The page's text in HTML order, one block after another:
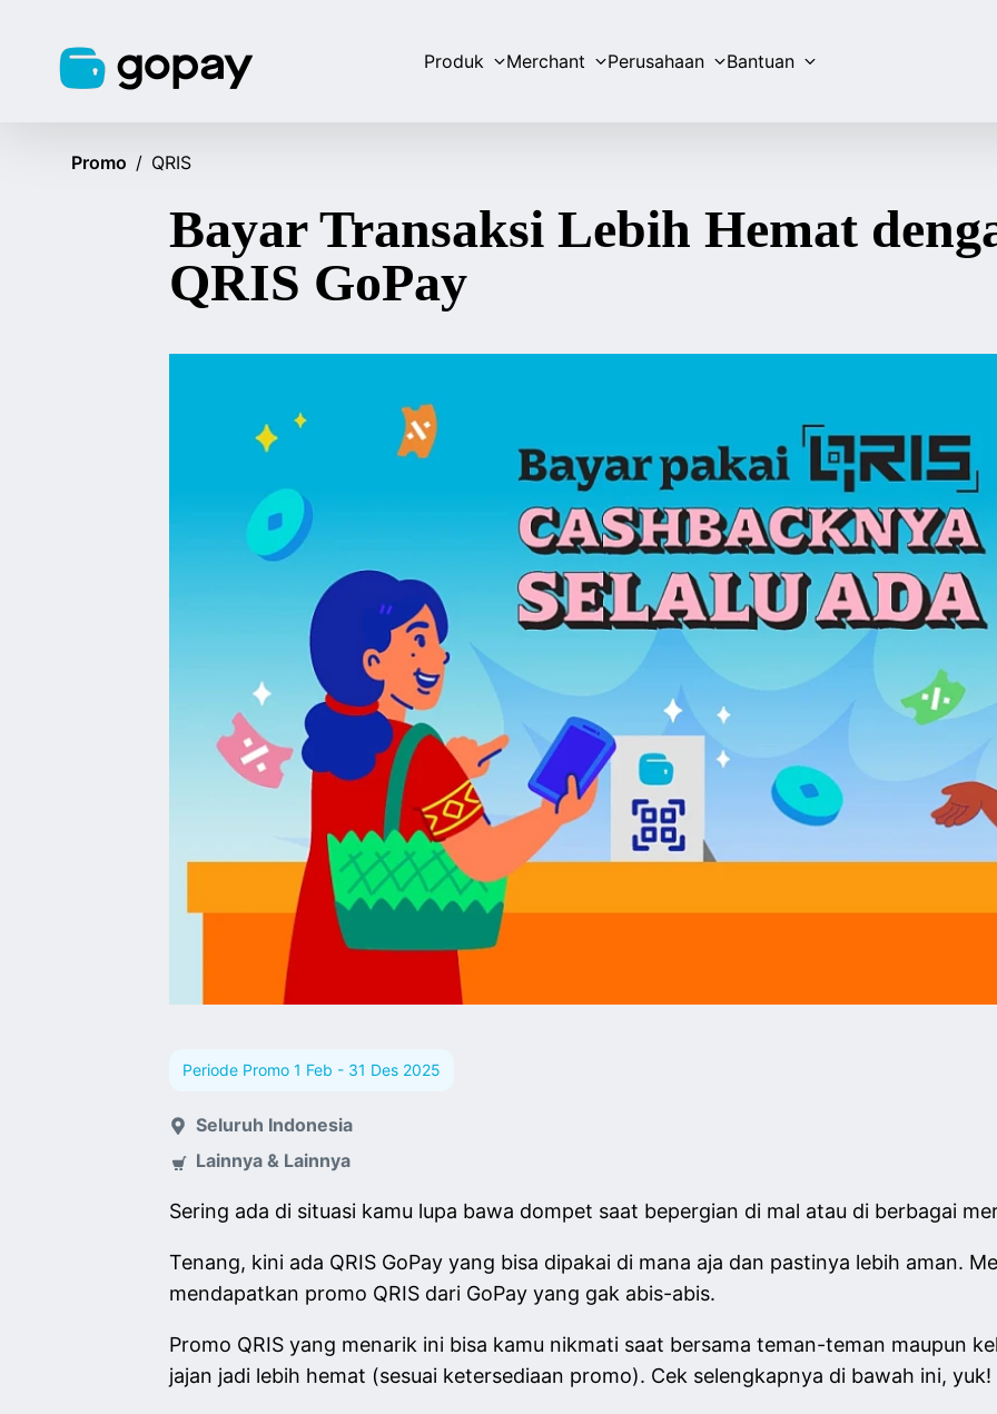
Produk Merchant Perusahaan Bantuan
Promo / QRIS
Bayar Transaksi Lebih Hemat
QRIS GoPay
Periode Promo 1 Feb - 31 Des 2025
Seluruh Indonesia
Lainnya & Lainnya
Sering ada di situasi kamu lupa bawa dompet saat bepergian di mal atau di berbagai
Tenang, kini ada QRIS GoPay yang bisa dipakai di mana aja dan pastinya lebih aman.
mendapatkan promo QRIS dari GoPay yang gak abis-abis.
Promo QRIS yang menarik ini bisa kamu nikmati saat bersama teman-teman maupun
jajan jadi lebih hemat (sesuai ketersediaan promo). Cek selengkapnya di bawah ini, yuk!